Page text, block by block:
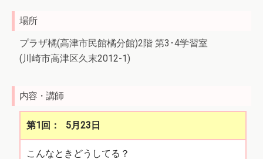
場所
プラザ橘(高津市民館橘分館)2階 第3･4学習室
(川崎市高津区久末2012-1)
内容・講師
5月23日
こんなときどうしてる？